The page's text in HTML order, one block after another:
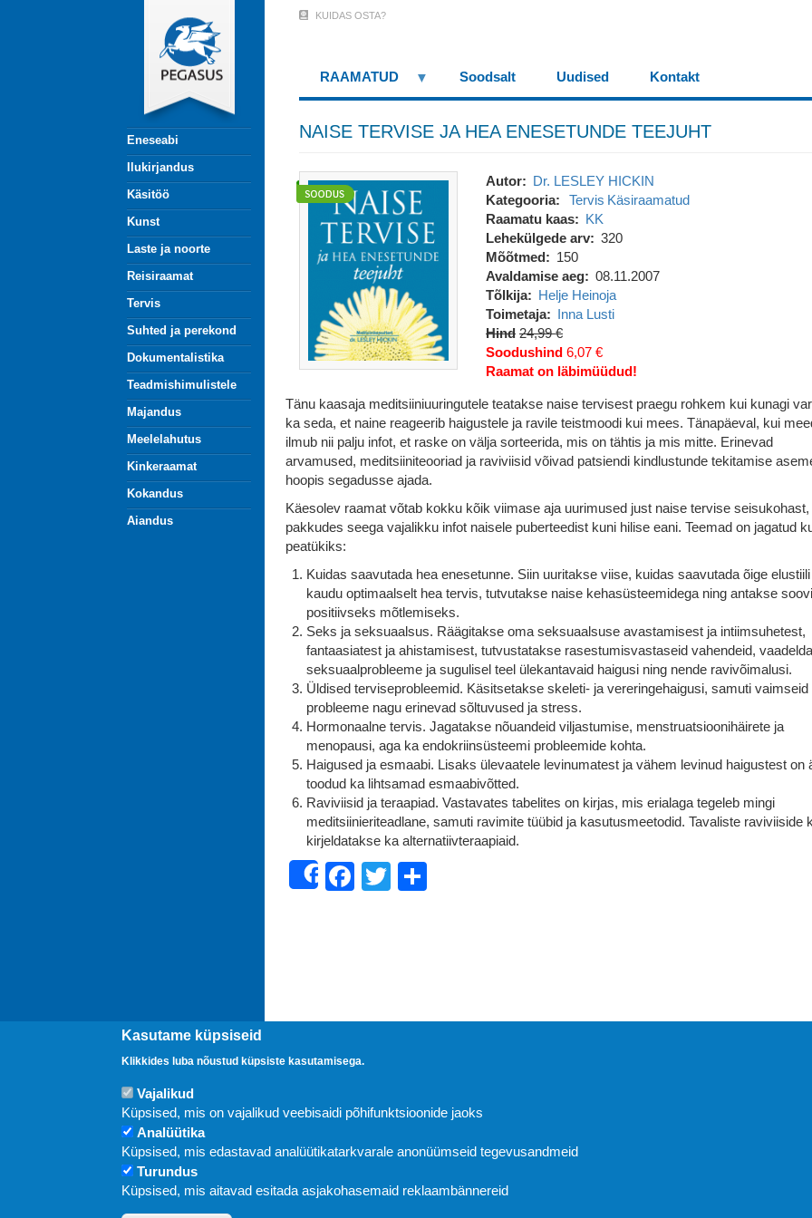
Eneseabi
Ilukirjandus
Käsitöö
Kunst
Laste ja noorte
Reisiraamat
Tervis
Suhted ja perekond
Dokumentalistika
Teadmishimulistele
Majandus
Meelelahutus
Kinkeraamat
Kokandus
Aiandus
Menu
(logged
KUIDAS OSTA?
RAAMATUD Soodsalt Uudised Kontakt
NAISE TERVISE JA HEA ENESETUNDE TEEJUHT
Autor
Dr. LESLEY HICKIN
Kategooria
Tervis Käsiraamatud
Raamatu kaas
KK
Lehekülgede arv
320
Mõõtmed
150
Avaldamise aeg
08.11.2007
Tõlkija
Helje Heinoja
Toimetaja
Inna Lusti
Hind 24,99 €
Soodushind 6,07 €
Raamat on läbimüüdud!
Tänu kaasaja meditsiiniuuringutele teatakse naise tervisest praegu rohkem kui kunagi
ka seda, et naine reageerib haigustele ja ravile teistmoodi kui mees. Tänapäeval, kui
ilmub nii palju infot, et raske on välja sorteerida, mis on tähtis ja mis mitte. Erinevad
arvamused, meditsiiniteooriad ja raviviisid võivad patsiendi kindlustunde tekitamise
hoopis segadusse ajada.
Käesolev raamat võtab kokku kõik viimase aja uurimused just naise tervise seisukohast,
pakkudes seega vajalikku infot naisele puberteedist kuni hilise eani. Teemad on jagatud
peatükiks:
Kuidas saavutada hea enesetunne. Siin uuritakse viise, kuidas saavutada õige elustiili
kaudu optimaalselt hea tervis, tutvutakse naise kehasüsteemidega ning antakse
positiivseks mõtlemiseks.
Seks ja seksuaalsus. Räägitakse oma seksuaalsuse avastamisest ja intiimsuhetest,
fantaasiatest ja ahistamisest, tutvustatakse rasestumisvastaseid vahendeid,
seksuaalprobleeme ja sugulisel teel ülekantavaid haigusi ning nende ravivõimalusi.
Üldised terviseprobleemid. Käsitsetakse skeleti- ja vereringehaigusi, samuti vaimseid
probleeme nagu erinevad sõltuvused ja stress.
Hormonaalne tervis. Jagatakse nõuandeid viljastumise, menstruatsioonihäirete ja
menopausi, aga ka endokriinsüsteemi probleemide kohta.
Haigused ja esmaabi. Lisaks ülevaatele levinumatest ja vähem levinud haigustest on
toodud ka lihtsamad esmaabivõtted.
Raviviisid ja teraapiad. Vastavates tabelites on kirjas, mis erialaga tegeleb mingi
meditsiinieriteadlane, samuti ravimite tüübid ja kasutusmeetodid. Tavaliste raviviiside
kirjeldatakse ka alternatiivteraapiaid.
ShareFacebook
Twitter
Kasutame küpsiseid
Klikkides luba nõustud küpsiste kasutamisega.
Vajalikud
Küpsised, mis on vajalikud veebisaidi põhifunktsioonide jaoks
Analüütika
Küpsised, mis edastavad analüütikatarkvarale anonüümseid tegevusandmeid
Turundus
Küpsised, mis aitavad esitada asjakohasemaid reklaambännereid